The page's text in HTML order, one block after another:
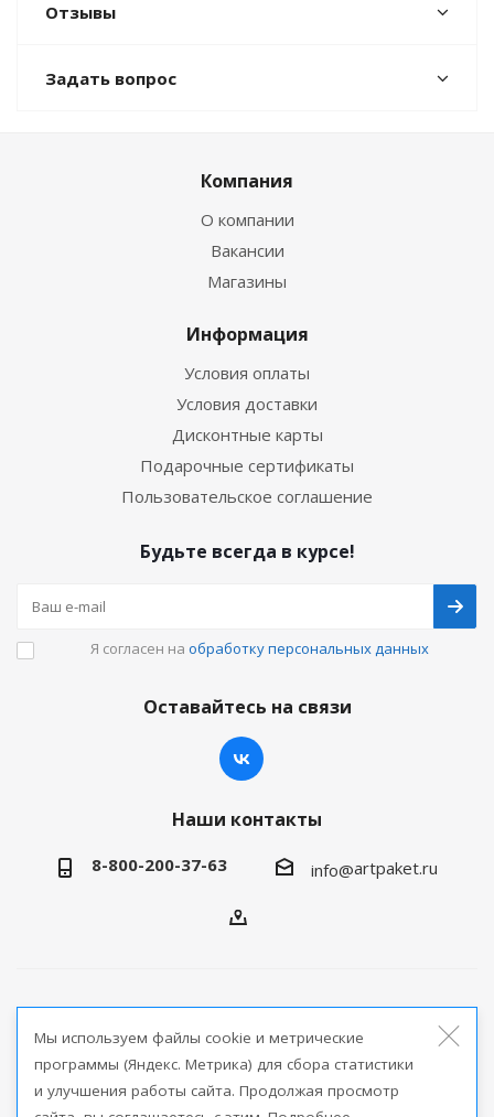
Отзывы
Задать вопрос
Компания
О компании
Вакансии
Магазины
Информация
Условия оплаты
Условия доставки
Дисконтные карты
Подарочные сертификаты
Пользовательское соглашение
Будьте всегда в курсе!
Я согласен на обработку персональных данных
Оставайтесь на связи
Наши контакты
8-800-200-37-63 info@artpaket.ru
продукции
Версия для печати
Мы используем файлы cookie и метрические
программы (Яндекс. Метрика) для сбора статистики
и улучшения работы сайта. Продолжая просмотр